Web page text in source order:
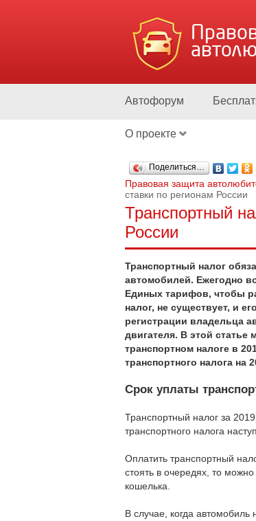
Автофорум
О проекте
Поделиться…
Правовая защита
ставки по регионам России
Транспортный
России
Транспортный налог
автомобилей. Ежегодно
Единых тарифов, чтобы
налог, не существует, и
регистрации владельца
двигателя. В этой статье
транспортном налоге в
транспортного налога на
Срок уплаты
Транспортный налог за
транспортного налога
Оплатить транспортный
стоять в очередях, то
кошелька.
В случае, когда